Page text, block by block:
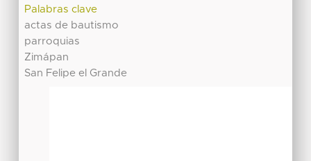
Palabras clave
actas de bautismo
parroquias
Zimápan
San Felipe el Grande